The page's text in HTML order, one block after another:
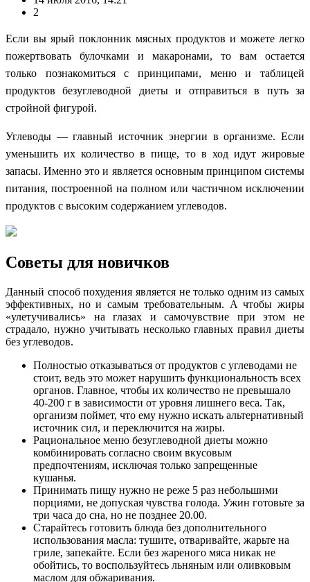
2
Если вы ярый поклонник мясных продуктов и можете легко
пожертвовать булочками и макаронами, то вам остается
только познакомиться с принципами, меню и таблицей
продуктов безуглеводной диеты и отправиться в путь за
стройной фигурой.
Углеводы — главный источник энергии в организме. Если
уменьшить их количество в пище, то в ход идут жировые
запасы. Именно это и является основным принципом системы
питания, построенной на полном или частичном исключении
продуктов с высоким содержанием углеводов.
Советы для новичков
Данный способ похудения является не только одним из самых
эффективных, но и самым требовательным. А чтобы жиры
«улетучивались» на глазах и самочувствие при этом не
страдало, нужно учитывать несколько главных правил диеты
без углеводов.
Полностью отказываться от продуктов с углеводами не
стоит, ведь это может нарушить функциональность всех
органов. Главное, чтобы их количество не превышало
40-200 г в зависимости от уровня лишнего веса. Так,
организм поймет, что ему нужно искать альтернативный
источник сил, и переключится на жиры.
Рациональное меню безуглеводной диеты можно
комбинировать согласно своим вкусовым
предпочтениям, исключая только запрещенные
кушанья.
Принимать пищу нужно не реже 5 раз небольшими
порциями, не допуская чувства голода. Ужин готовьте за
три часа до сна, но не позднее 20.00.
Старайтесь готовить блюда без дополнительного
использования масла: тушите, отваривайте, жарьте на
гриле, запекайте. Если без жареного мяса никак не
обойтись, то воспользуйтесь льняным или оливковым
маслом для обжаривания.